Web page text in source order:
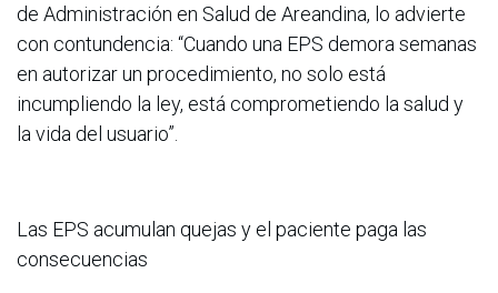
de Administración en Salud de Areandina, lo advierte
con contundencia: “Cuando una EPS demora semanas
en autorizar un procedimiento, no solo está
incumpliendo la ley, está comprometiendo la salud y
la vida del usuario”.
Las EPS acumulan quejas y el paciente paga las
consecuencias